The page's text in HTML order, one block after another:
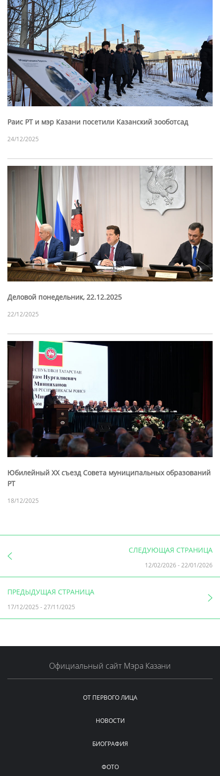
Раис РТ и мэр Казани посетили Казанский зооботсад
24/12/2025
Деловой понедельник, 22.12.2025
22/12/2025
Юбилейный XX съезд Совета муниципальных образований
РТ
18/12/2025
СЛЕДУЮЩАЯ СТРАНИЦА
12/02/2026 -22/01/2026
ПРЕДЫДУЩАЯ СТРАНИЦА
17/12/2025 -27/11/2025
Официальный сайт Мэра Казани
ОТ ПЕРВОГО ЛИЦА
НОВОСТИ
БИОГРАФИЯ
ФОТО